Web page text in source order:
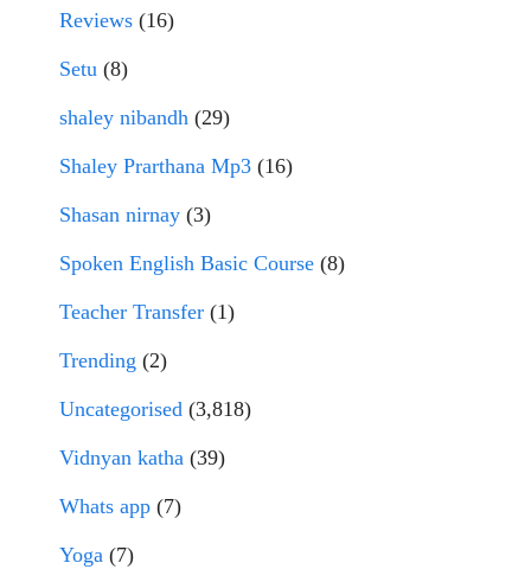
Reviews (16)
Setu (8)
shaley nibandh (29)
Shaley Prarthana Mp3 (16)
Shasan nirnay (3)
Spoken English Basic Course (8)
Teacher Transfer (1)
Trending (2)
Uncategorised (3,818)
Vidnyan katha (39)
Whats app (7)
Yoga (7)